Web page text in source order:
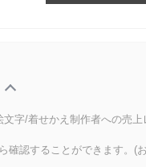
字/着せかえ制作者への売
確認することができます。(